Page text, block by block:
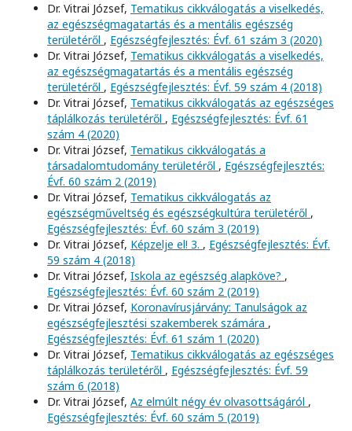
Dr. Vitrai József, Tematikus cikkválogatás a viselkedés,
az egészségmagatartás és a mentális egészség
területéről , Egészségfejlesztés: Évf. 61 szám 3 (2020)
Dr. Vitrai József, Tematikus cikkválogatás a viselkedés,
az egészségmagatartás és a mentális egészség
területéről , Egészségfejlesztés: Évf. 59 szám 4 (2018)
Dr. Vitrai József, Tematikus cikkválogatás az egészséges
táplálkozás területéről , Egészségfejlesztés: Évf. 61
szám 4 (2020)
Dr. Vitrai József, Tematikus cikkválogatás a
társadalomtudomány területéről , Egészségfejlesztés:
Évf. 60 szám 2 (2019)
Dr. Vitrai József, Tematikus cikkválogatás az
egészségműveltség és egészségkultúra területéről ,
Egészségfejlesztés: Évf. 60 szám 3 (2019)
Dr. Vitrai József, Képzelje el! 3. , Egészségfejlesztés: Évf.
59 szám 4 (2018)
Dr. Vitrai József, Iskola az egészség alapköve? ,
Egészségfejlesztés: Évf. 60 szám 2 (2019)
Dr. Vitrai József, Koronavírusjárvány: Tanulságok az
egészségfejlesztési szakemberek számára ,
Egészségfejlesztés: Évf. 61 szám 1 (2020)
Dr. Vitrai József, Tematikus cikkválogatás az egészséges
táplálkozás területéről , Egészségfejlesztés: Évf. 59
szám 6 (2018)
Dr. Vitrai József, Az elmúlt négy év olvasottságáról ,
Egészségfejlesztés: Évf. 60 szám 5 (2019)